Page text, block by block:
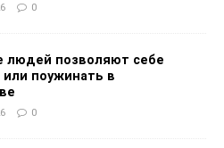
0
людей позволяют себе
поужинать в
0